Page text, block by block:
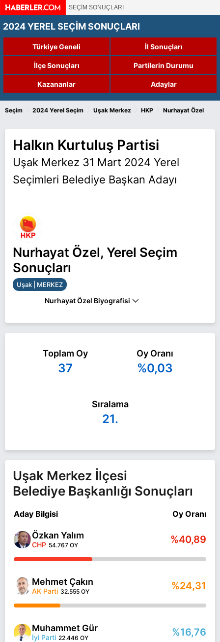
SEÇİM SONUÇLARI
2024 YEREL SEÇİM SONUÇLARI
Türkiye Geneli İl Sonuçları
İlçe Sonuçları Partilerin Durumu
Kazananlar Adaylar
Seçim 2024 Yerel Seçim Uşak Merkez HKP Nurhayat Özel
Halkın Kurtuluş Partisi
Uşak Merkez 31 Mart 2024 Yerel
Seçimleri Belediye Başkan Adayı
Nurhayat Özel, Yerel Seçim
Sonuçları
Uşak | MERKEZ
Nurhayat Özel Biyografisi
adayı olarak HKP ile 31 Mart 2024 yerel
seçimlerinde yarışıyor. Nurhayat Özel ile ilgili daha
fazla bilgi için
Nurhayat Özel Haberlerisayfamızı
Toplam Oy
37
Oy Oranı
%0,03
Sıralama
21.
Uşak Merkez İlçesi
Belediye Başkanlığı Sonuçları
Aday Bilgisi Oy Oranı
Özkan Yalım
CHP 54.767 OY %40,89
Mehmet Çakın
AK Parti 32.555 OY %24,31
Muhammet Gür
İyi Parti 22.446 OY %16,76